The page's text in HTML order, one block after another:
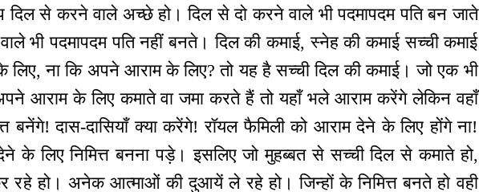
से करने वाले अच्छे हो। दिल से दो करने वाले भी पदमापदम पति बन जाते
भी पदमापदम पति नहीं बनते। दिल की कमाई, स्नेह की कमाई सच्ची कमाई
लिए, ना कि अपने आराम के लिए? तो यह है सच्ची दिल की कमाई। जो एक भी
आराम के लिए कमाते वा जमा करते हैं तो यहाँ भले आराम करेंगे लेकिन वहाँ
बनेंगे! दास-दासियाँ क्या करेंगे! रॉयल फैमिली को आराम देने के लिए होंगे ना!
के लिए निमित्त बनना पड़े। इसलिए जो मुहब्बत से सच्ची दिल से कमाते हो,
रहे हो। अनेक आत्माओं की दुआयें ले रहे हो। जिन्हों के निमित्त बनते हो वही